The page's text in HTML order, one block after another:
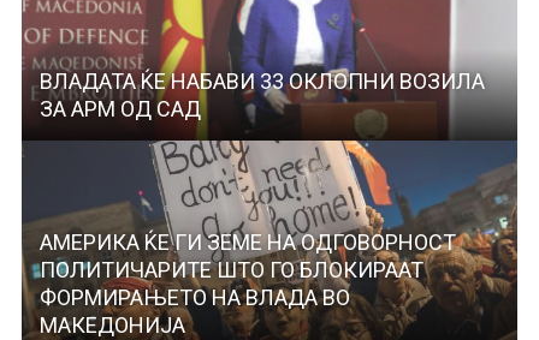
ВЛАДАТА ЌЕ НАБАВИ 33 ОКЛОПНИ ВОЗИЛА
ЗА АРМ ОД САД
АМЕРИКА ЌЕ ГИ ЗЕМЕ НА ОДГОВОРНОСТ
ПОЛИТИЧАРИТЕ ШТО ГО БЛОКИРААТ
ФОРМИРАЊЕТО НА ВЛАДА ВО
МАКЕДОНИЈА